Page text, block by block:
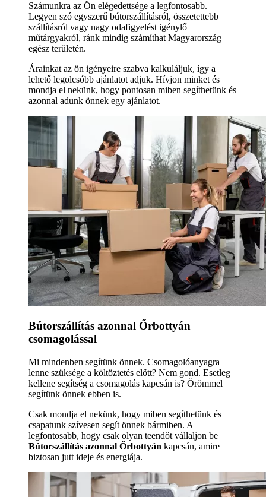
Számunkra az Ön elégedettsége a legfontosabb.
Legyen szó egyszerű bútorszállításról, összetettebb
szállításról vagy nagy odafigyelést igénylő
műtárgyakról, ránk mindig számíthat Magyarország
egész területén.
Árainkat az ön igényeire szabva kalkuláljuk, így a
lehető legolcsóbb ajánlatot adjuk. Hívjon minket és
mondja el nekünk, hogy pontosan miben segíthetünk és
azonnal adunk önnek egy ajánlatot.
Bútorszállítás azonnal Őrbottyán
csomagolással
Mi mindenben segítünk önnek. Csomagolóanyagra
lenne szüksége a költöztetés előtt? Nem gond. Esetleg
kellene segítség a csomagolás kapcsán is? Örömmel
segítünk önnek ebben is.
Csak mondja el nekünk, hogy miben segíthetünk és
csapatunk szívesen segít önnek bármiben. A
legfontosabb, hogy csak olyan teendőt vállaljon be
Bútorszállítás azonnal Őrbottyán kapcsán, amire
biztosan jutt ideje és energiája.